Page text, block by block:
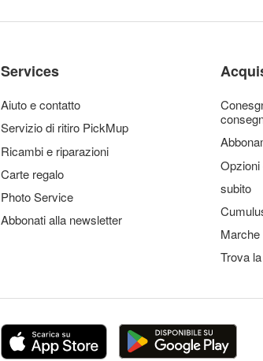
Services
Aiuto e contatto
Servizio di ritiro PickMup
Ricambi e riparazioni
Carte regalo
Photo Service
Abbonati alla newsletter
Opzioni
subito
Trova